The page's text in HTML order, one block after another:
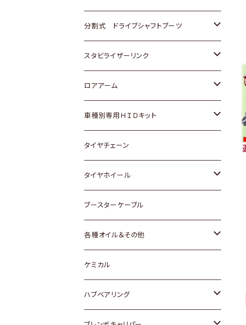
三菱
スバル
スバル
日産
いすゞ
ダイハツ
マツダ
三菱
スバル
レクサス
ホンダ
スズキ
日産
ダイハツ
マツダ
三菱
スバル
トヨタ
ホンダ
スズキ
日産
いすゞ
ダイハツ
マツダ
三菱
スバル
分割式 ドライブシャフトブーツ
トヨタ
ホンダ
スズキ
日産
ダイハツ
スバル
スタビライザーリンク
トヨタ
ホンダ
スズキ
日産
ダイハツ
マツダ
ロアアーム
ホンダ
スズキ
日産
ダイハツ
マツダ
スバル
車種別専用ＨＩＤキット
トヨタ
マツダ
タイヤチェーン
タイヤホイール
トヨタ
ホンダ
スズキ
日産
ブースターケーブル
各種オイル＆その他
ディーデル洗浄添加剤
ケミカル
ハブベアリング